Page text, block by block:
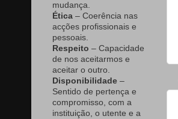
mudança.
Ética – Coerência nas
acções profissionais e
pessoais.
Respeito – Capacidade
de nos aceitarmos e
aceitar o outro.
Disponibilidade –
Sentido de pertença e
compromisso, com a
instituição, o utente e a